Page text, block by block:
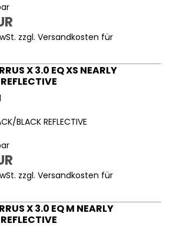
zzgl. Versandkosten für
X 3.0 EQ XS NEARLY
BLACK REFLECTIVE
zzgl. Versandkosten für
X 3.0 EQ M NEARLY